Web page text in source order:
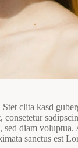
clita kasd
diam voluptua.
sanctus est